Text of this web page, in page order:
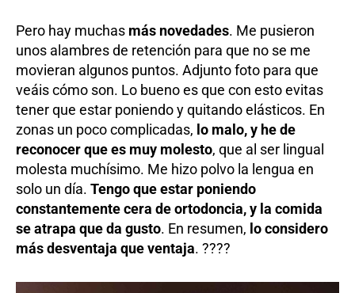
Pero hay muchas más novedades. Me pusieron
unos alambres de retención para que no se me
movieran algunos puntos. Adjunto foto para que
veáis cómo son. Lo bueno es que con esto evitas
tener que estar poniendo y quitando elásticos. En
zonas un poco complicadas, lo malo, y he de
reconocer que es muy molesto, que al ser lingual
molesta muchísimo. Me hizo polvo la lengua en
solo un día. Tengo que estar poniendo
constantemente cera de ortodoncia, y la comida
se atrapa que da gusto. En resumen, lo considero
más desventaja que ventaja. ????